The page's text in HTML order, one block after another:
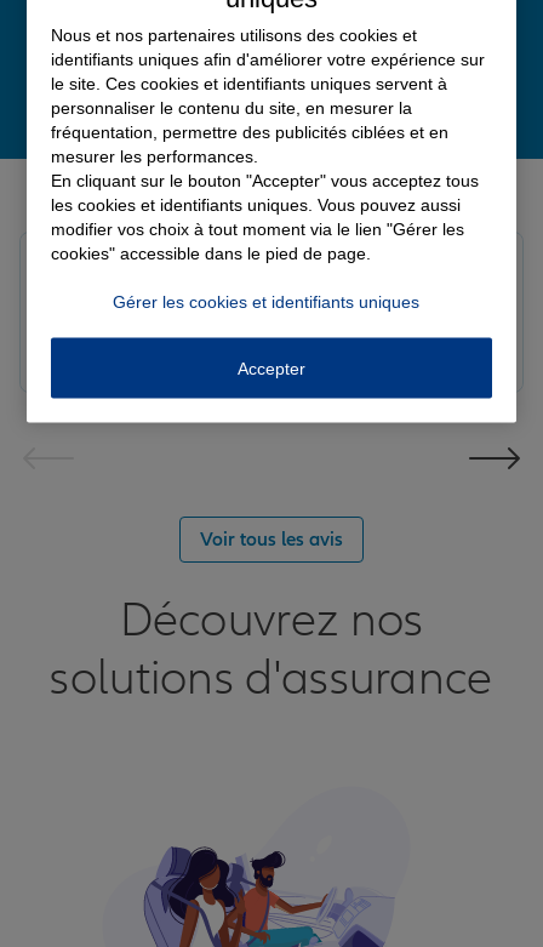
Derniers avis de nos agences Allianz
Le 05/08/2026 - Agence FORT DE FRANCE
Yori A.
Voir tous les avis
Découvrez nos
solutions d'assurance
Nous et nos partenaires utilisons des cookies et
identifiants uniques afin d'améliorer votre expérience sur
le site. Ces cookies et identifiants uniques servent à
personnaliser le contenu du site, en mesurer la
fréquentation, permettre des publicités ciblées et en
mesurer les performances.
En cliquant sur le bouton "Accepter" vous acceptez tous
les cookies et identifiants uniques. Vous pouvez aussi
modifier vos choix à tout moment via le lien "Gérer les
cookies" accessible dans le pied de page.
Gérer les cookies et identifiants uniques
Accepter